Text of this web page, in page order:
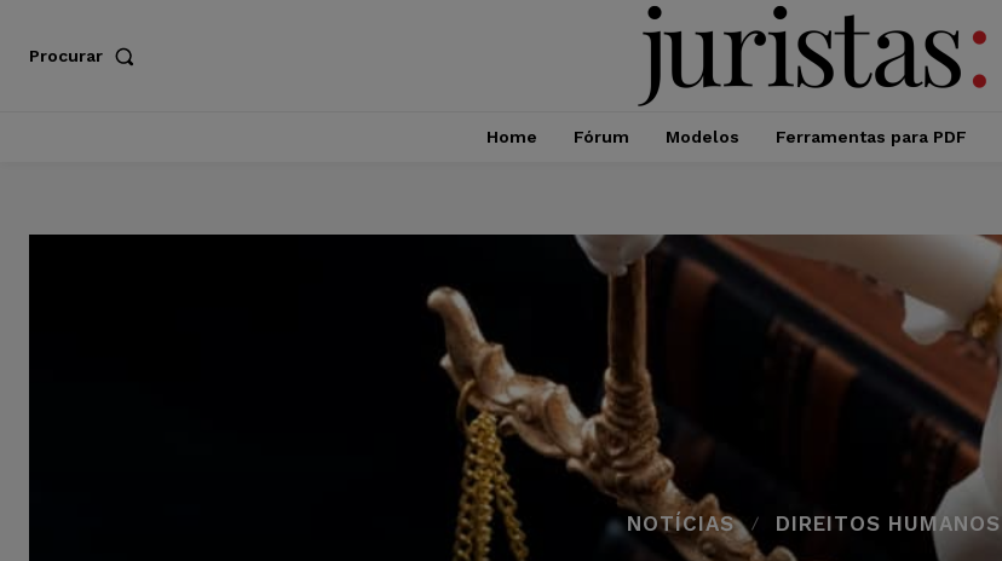
Procurar
Home Fórum Modelos Ferramentas para PDF
NOTÍCIAS DIREITOS HUMANOS